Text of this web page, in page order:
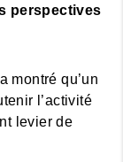
perspectives
montré qu’un
l’activité
levier de